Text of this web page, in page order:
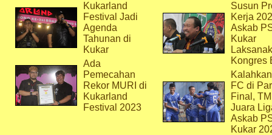
Kukarland
Festival Jadi
Agenda
Tahunan di
Kukar
Ada
Pemecahan
Rekor MURI di
Kukarland
Festival 2023
Susun
Kerja
Askab
Kukar
Kongres
FC di
Final,
Juara
Askab
Kukar